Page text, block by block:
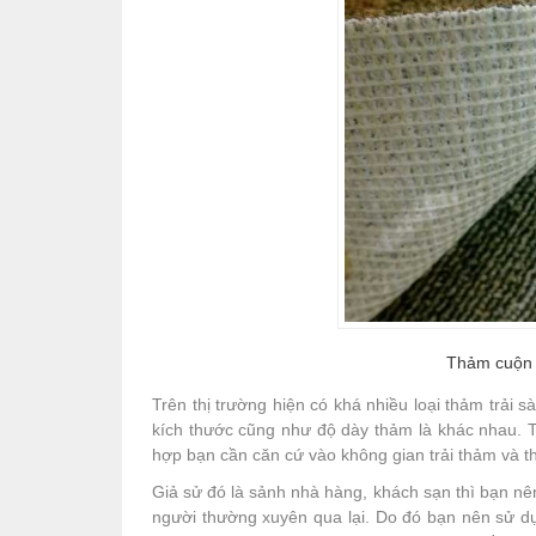
Thảm
Trên thị trường hiện có khá nhiều loại thảm trải
kích thước cũng như độ dày thảm là khác nhau.
hợp bạn cần căn cứ vào không gian trải thảm và
Giả sử đó là sảnh nhà hàng, khách sạn thì bạn
người thường xuyên qua lại. Do đó bạn nên sử